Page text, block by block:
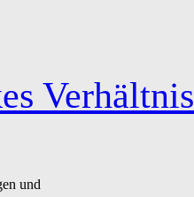
Verhältnis
und